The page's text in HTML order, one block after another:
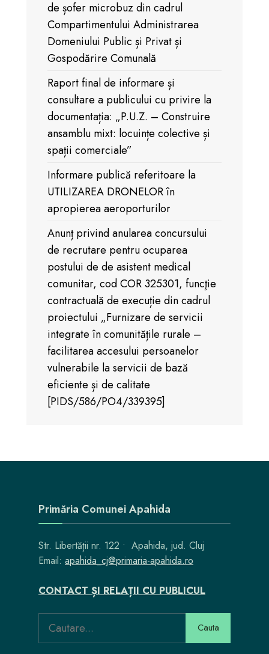
de șofer microbuz din cadrul
Compartimentului Administrarea
Domeniului Public și Privat și
Gospodărire Comunală
Raport final de informare și
consultare a publicului cu privire la
documentația: „P.U.Z. – Construire
ansamblu mixt: locuințe colective și
spații comerciale”
Informare publică referitoare la
UTILIZAREA DRONELOR în
apropierea aeroporturilor
Anunț privind anularea concursului
de recrutare pentru ocuparea
postului de de asistent medical
comunitar, cod COR 325301, funcţie
contractuală de execuție din cadrul
proiectului „Furnizare de servicii
integrate în comunitățile rurale –
facilitarea accesului persoanelor
vulnerabile la servicii de bază
eficiente și de calitate
[PIDS/586/PO4/339395]
Primăria Comunei Apahida
Str. Libertății nr. 122 • Apahida, jud. Cluj
Email: apahida_cj@primaria-apahida.ro
CONTACT ȘI RELAȚII CU PUBLICUL
for:
Cauta